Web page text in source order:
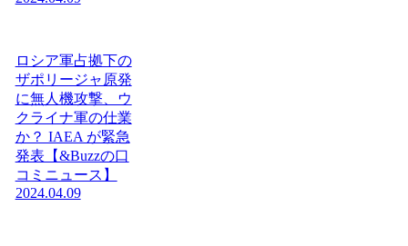
ロシア軍占拠下の
ザポリージャ原発
に無人機攻撃、ウ
クライナ軍の仕業
か？ IAEA が緊急
発表【&Buzzの口
コミニュース】
2024.04.09